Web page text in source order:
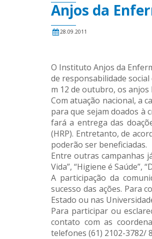
Anjos da
28.09.2011
O Instituto Anjos da
de responsabilidade
m 12 de outubro, os anjos
Com atuação nacional, a
para que sejam doados à
fará a entrega das
(HRP). Entretanto, de
poderão ser beneficiadas.
Entre outras campanhas
Vida”, “Higiene é Saúde”,
A participação da
sucesso das ações. Para
Estado ou nas
Para participar ou
contato com as
telefones (61) 2102-3782/